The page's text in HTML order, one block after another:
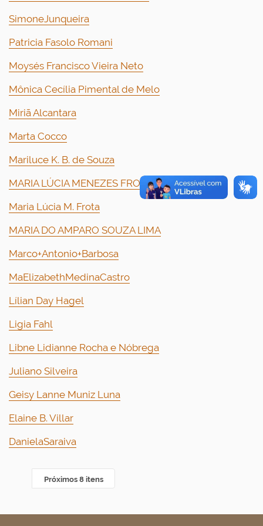
SimoneJunqueira
Patricia Fasolo Romani
Moysés Francisco Vieira Neto
Mônica Cecília Pimental de Melo
Miriã Alcantara
Marta Cocco
Mariluce K. B. de Souza
MARIA LÚCIA MENEZES FROTA
Maria Lúcia M. Frota
MARIA DO AMPARO SOUZA LIMA
Marco+Antonio+Barbosa
MaElizabethMedinaCastro
Lílian Day Hagel
Ligia Fahl
Libne Lidianne Rocha e Nóbrega
Juliano Silveira
Geisy Lanne Muniz Luna
Elaine B. Villar
DanielaSaraiva
Próximos 8 itens